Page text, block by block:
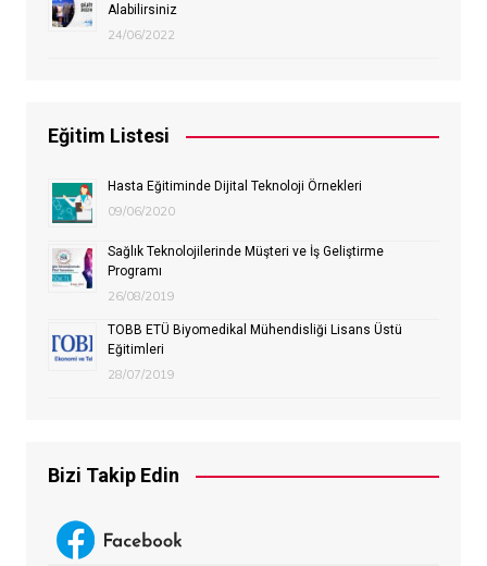
Alabilirsiniz
24/06/2022
Eğitim Listesi
Hasta Eğitiminde Dijital Teknoloji Örnekleri
09/06/2020
Sağlık Teknolojilerinde Müşteri ve İş Geliştirme
Programı
26/08/2019
TOBB ETÜ Biyomedikal Mühendisliği Lisans Üstü
Eğitimleri
28/07/2019
Bizi Takip Edin